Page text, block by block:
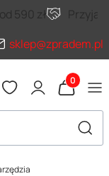
590 zł
sklep@zpradem.pl
Produkty